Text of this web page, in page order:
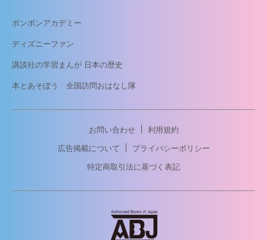
ボンボンアカデミー
ディズニーファン
講談社の学習まんが 日本の歴史
本とあそぼう 全国訪問おはなし隊
お問い合わせ
利用規約
広告掲載について
プライバシーポリシー
特定商取引法に基づく表記